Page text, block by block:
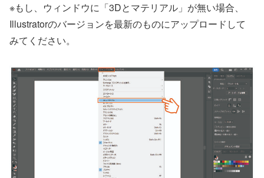
※もし、ウィンドウに「3Dとマテリアル」が無い場合、
Illustratorのバージョンを最新のものにアップロードして
みてください。